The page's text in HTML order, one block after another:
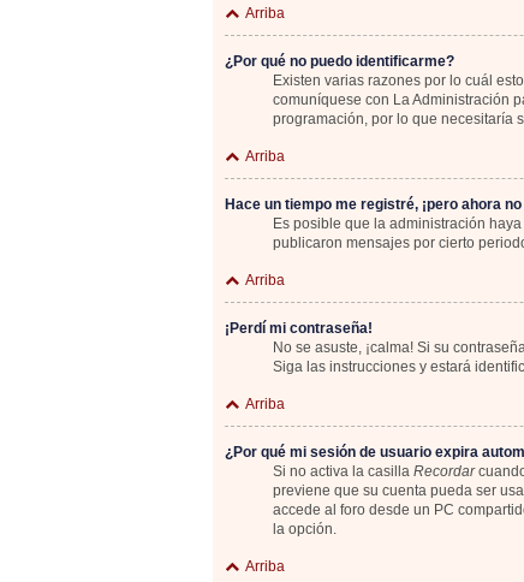
Arriba
¿Por qué no puedo identificarme?
Existen varias razones por lo cuál
comuníquese con La Administración
programación, por lo que necesitaría
Arriba
Hace un tiempo me registré, ¡pero ahora
Es posible que la administración
publicaron mensajes por cierto
Arriba
¡Perdí mi contraseña!
No se asuste, ¡calma! Si su
Siga las instrucciones y estará
Arriba
¿Por qué mi sesión de usuario expira
Si no activa la casilla Recordar
previene que su cuenta pueda ser
accede al foro desde un PC
la opción.
Arriba